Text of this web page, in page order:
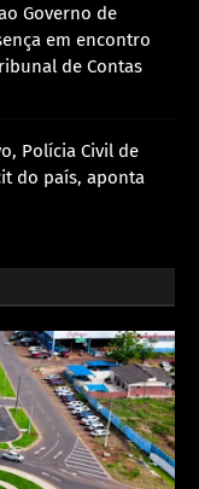
Governo de
em encontro
de Contas
Polícia Civil de
do país, aponta